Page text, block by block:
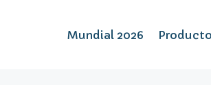
Mundial 2026